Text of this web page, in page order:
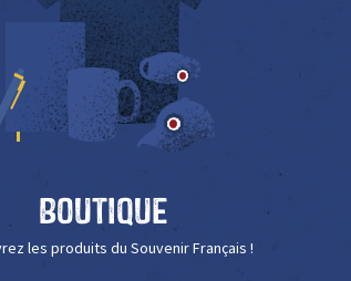
Boutique
les produits du Souvenir Français !